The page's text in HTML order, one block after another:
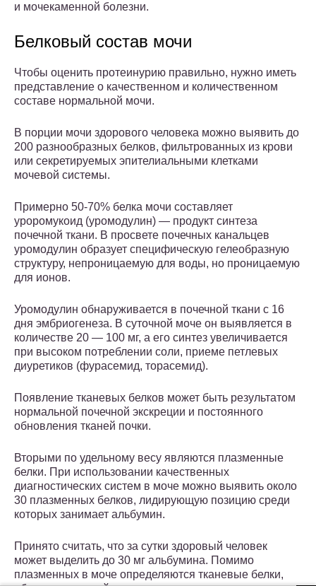
и мочекаменной болезни.
Белковый состав мочи
Чтобы оценить протеинурию правильно, нужно иметь
представление о качественном и количественном
составе нормальной мочи.
В порции мочи здорового человека можно выявить до
200 разнообразных белков, фильтрованных из крови
или секретируемых эпителиальными клетками
мочевой системы.
Примерно 50-70% белка мочи составляет
уроромукоид (уромодулин) — продукт синтеза
почечной ткани. В просвете почечных канальцев
уромодулин образует специфическую гелеобразную
структуру, непроницаемую для воды, но проницаемую
для ионов.
Уромодулин обнаруживается в почечной ткани с 16
дня эмбриогенеза. В суточной моче он выявляется в
количестве 20 — 100 мг, а его синтез увеличивается
при высоком потреблении соли, приеме петлевых
диуретиков (фурасемид, торасемид).
Появление тканевых белков может быть результатом
нормальной почечной экскреции и постоянного
обновления тканей почки.
Вторыми по удельному весу являются плазменные
белки. При использовании качественных
диагностических систем в моче можно выявить около
30 плазменных белков, лидирующую позицию среди
которых занимает альбумин.
Принято считать, что за сутки здоровый человек
может выделить до 30 мг альбумина. Помимо
плазменных в моче определяются тканевые белки,